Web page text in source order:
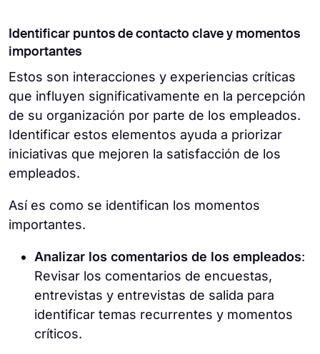
Identificar puntos de contacto clave y momentos
importantes
Estos son interacciones y experiencias críticas
que influyen significativamente en la percepción
de su organización por parte de los empleados.
Identificar estos elementos ayuda a priorizar
iniciativas que mejoren la satisfacción de los
empleados.
Así es como se identifican los momentos
importantes.
Analizar los comentarios de los empleados:
Revisar los comentarios de encuestas,
entrevistas y entrevistas de salida para
identificar temas recurrentes y momentos
críticos.